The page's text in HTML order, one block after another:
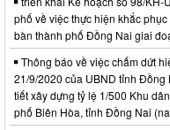
phố về việc thực hiện khắc
bàn thành phố Đồng Nai giai
Thông báo về việc chấm dứt
21/9/2020 của UBND tỉnh Đồng
tiết xây dựng tỷ lệ 1/500 Khu
phố Biên Hòa, tỉnh Đồng Nai